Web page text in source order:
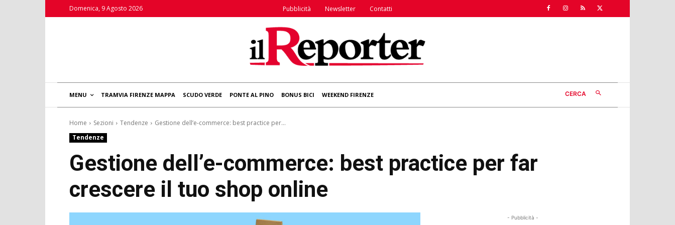
Domenica, 9 Agosto 2026 Pubblicità Newsletter Contatti
MENU TRAMVIA FIRENZE MAPPA SCUDO VERDE PONTE AL PINO BONUS BICI WEEKEND FIRENZE CERCA
Home Sezioni Tendenze
Gestione dell’e-commerce: best practice per...
Tendenze
Gestione dell’e-commerce: best practice per far
crescere il tuo shop online
- Pubblicità -